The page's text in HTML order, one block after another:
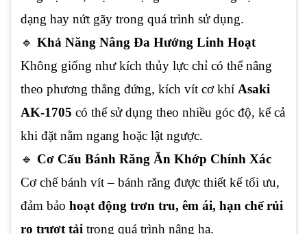
dạng hay nứt gãy trong quá trình sử dụng.
🔹 Khả Năng Nâng Đa Hướng Linh Hoạt
Không giống như kích thủy lực chỉ có thể nâng
theo phương thẳng đứng, kích vít cơ khí Asaki
AK-1705 có thể sử dụng theo nhiều góc độ, kể cả
khi đặt nằm ngang hoặc lật ngược.
🔹 Cơ Cấu Bánh Răng Ăn Khớp Chính Xác
Cơ chế bánh vít – bánh răng được thiết kế tối ưu,
đảm bảo hoạt động trơn tru, êm ái, hạn chế rủi
ro trượt tải trong quá trình nâng hạ.